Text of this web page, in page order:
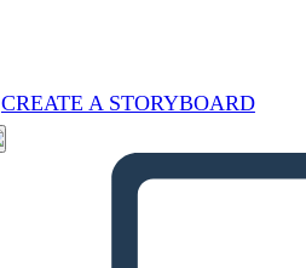
CREATE A STORYBOARD